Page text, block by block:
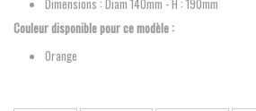
Dimensions : Diam 140mm - H : 190mm
Couleur disponible pour ce modèle :
Orange